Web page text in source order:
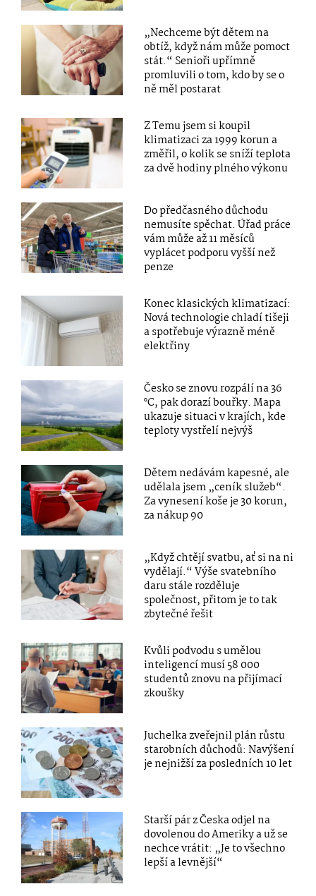
„Nechceme být dětem na
obtíž, když nám může pomoct
stát.“ Senioři upřímně
promluvili o tom, kdo by se o
ně měl postarat
Z Temu jsem si koupil
klimatizaci za 1999 korun a
změřil, o kolik se sníží teplota
za dvě hodiny plného výkonu
Do předčasného důchodu
nemusíte spěchat. Úřad práce
vám může až 11 měsíců
vyplácet podporu vyšší než
penze
Konec klasických klimatizací:
Nová technologie chladí tišeji
a spotřebuje výrazně méně
elektřiny
Česko se znovu rozpálí na 36
°C, pak dorazí bouřky. Mapa
ukazuje situaci v krajích, kde
teploty vystřelí nejvýš
Dětem nedávám kapesné, ale
udělala jsem „ceník služeb“.
Za vynesení koše je 30 korun,
za nákup 90
„Když chtějí svatbu, ať si na ni
vydělají.“ Výše svatebního
daru stále rozděluje
společnost, přitom je to tak
zbytečné řešit
Kvůli podvodu s umělou
inteligencí musí 58 000
studentů znovu na přijímací
zkoušky
Juchelka zveřejnil plán růstu
starobních důchodů: Navýšení
je nejnižší za posledních 10 let
Starší pár z Česka odjel na
dovolenou do Ameriky a už se
nechce vrátit: „Je to všechno
lepší a levnější“